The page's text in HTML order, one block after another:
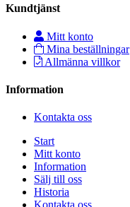
Kundtjänst
Mitt konto
Mina beställningar
Allmänna villkor
Information
Kontakta oss
Start
Mitt konto
Information
Sälj till oss
Historia